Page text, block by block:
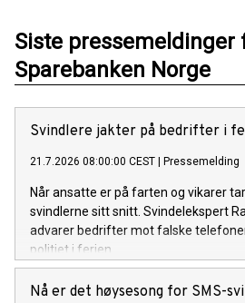
Siste pressemeldinger
Sparebanken Norge
Svindlere jakter på bedrifter i
21.7.2026 08:00:00 CEST Pressemelding
Når ansatte er på farten og vikarer
svindlerne sitt snitt. Svindelekspert
advarer bedrifter mot falske
politiet i ferien.
Nå er det høysesong for SMS-